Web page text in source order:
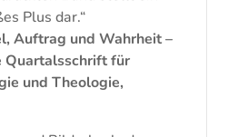
Plus dar.“
Auftrag und Wahrheit –
Quartalsschrift für
und Theologie,